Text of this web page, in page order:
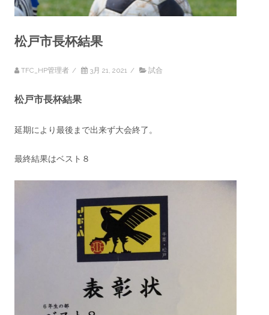
松戸市長杯結果
TFC_HP管理者 / 3月 21, 2021 / 試合
松戸市長杯結果
延期により最後まで出来ず大会終了。
最終結果はベスト８